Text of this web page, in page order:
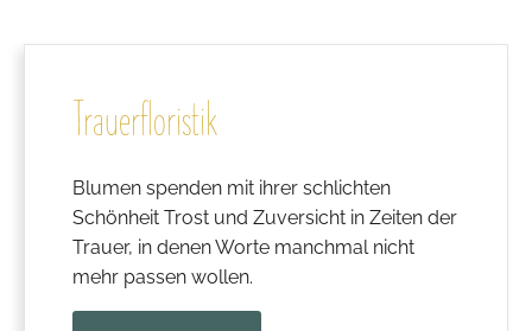
Trauerfloristik
Blumen spenden mit ihrer schlichten
Schönheit Trost und Zuversicht in Zeiten der
Trauer, in denen Worte manchmal nicht
mehr passen wollen.